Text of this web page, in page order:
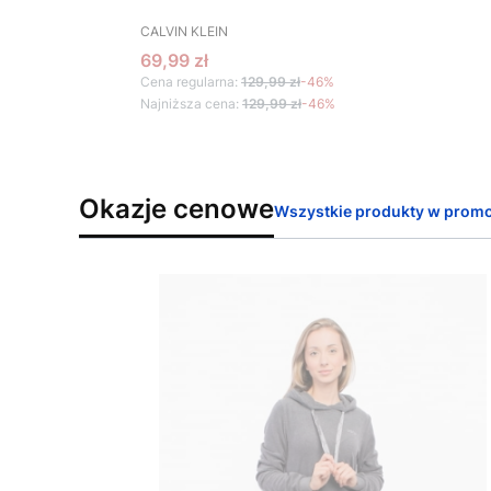
PRODUCENT
CALVIN KLEIN
Cena promocyjna
69,99 zł
Cena regularna: 129,99 zł-46%
Najniższa cena: 129,99 zł-46%
Okazje cenoweWszystkie produkty w